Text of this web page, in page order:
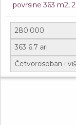
povrsine 363 m2,